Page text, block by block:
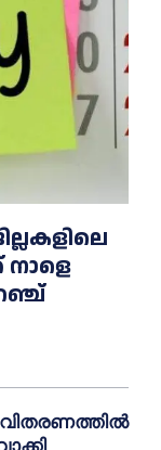
നാളെ
വിതരണത്തിൽ